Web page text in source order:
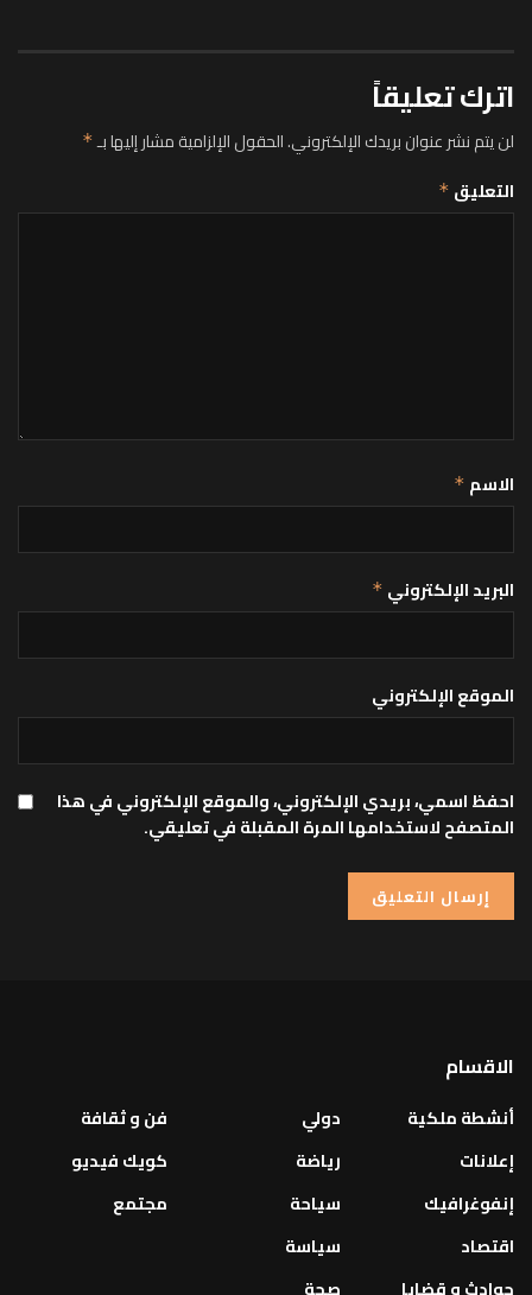
اترك تعليقاً
لن يتم نشر عنوان بريدك الإلكتروني.الحقول الإلزامية مشار إليها بـ*
التعليق *
الاسم *
البريد الإلكتروني *
الموقع الإلكتروني
احفظ اسمي، بريدي الإلكتروني، والموقع الإلكتروني في هذا
المتصفح لاستخدامها المرة المقبلة في تعليقي.
الاقسام
أنشطة ملكية
إعلانات
إنفوغرافيك
اقتصاد
دولي
رياضة
سياحة
سياسة
فن و ثقافة
كويك فيديو
مجتمع